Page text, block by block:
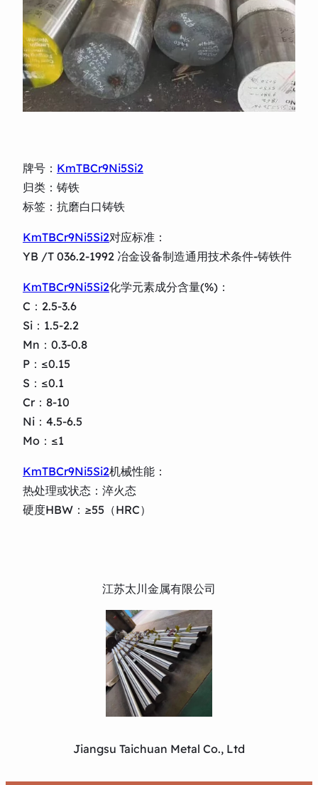
牌号： KmTBCr9Ni5Si2
归类：铸铁
标签：抗磨白口铸铁
KmTBCr9Ni5Si2对应标准：
YB /T 036.2-1992 冶金设备制造通用技术条件-铸铁件
KmTBCr9Ni5Si2化学元素成分含量(%)：
C：2.5-3.6
Si：1.5-2.2
Mn：0.3-0.8
P：≤0.15
S：≤0.1
Cr：8-10
Ni：4.5-6.5
Mo：≤1
KmTBCr9Ni5Si2机械性能：
热处理或状态：淬火态
硬度HBW：≥55（HRC）
江苏太川金属有限公司
Jiangsu Taichuan Metal Co., Ltd